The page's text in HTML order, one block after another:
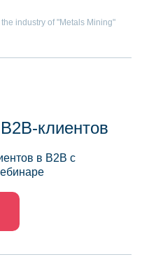
industry of "Metals Mining"
клиентов
в B2B с